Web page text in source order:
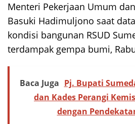
Menteri Pekerjaan Umum
Basuki Hadimuljono saat
kondisi bangunan RSUD
terdampak gempa bumi,
Baca Juga Pj. Bupati
dan Kades Perangi
dengan